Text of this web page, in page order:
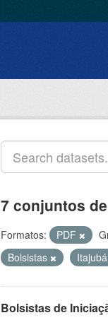
7 conjuntos
Formatos: PDF
Bolsistas
Itajubá
Bolsistas de